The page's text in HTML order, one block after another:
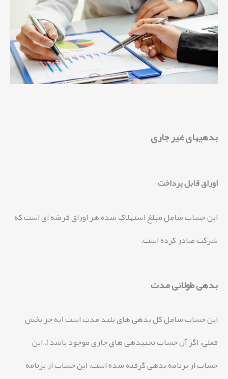
بدهیهای غیر جاری
اوراق قابل پرداخت
این حساب شامل مبلغ استهلاک شده هر اوراق قرضه ای است که
شرکت صادر کرده است.
بدهی طولانی مدت
این حساب شامل کل بدهی های بلند مدت است (به جز بخش
فعلی، اگر آن حساب تحتبدهی های جاری موجود باشد). این
حساب از برنامه بدهی گرفته شده است، این حساب از برنامه